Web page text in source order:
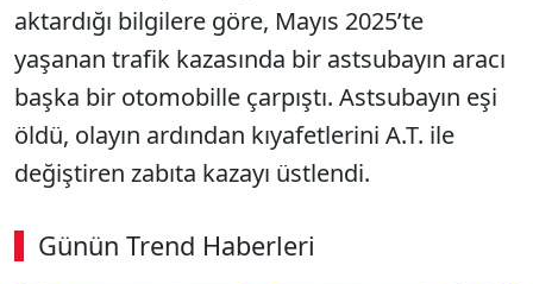
aktardığı bilgilere göre, Mayıs 2025’te
yaşanan trafik kazasında bir astsubayın aracı
başka bir otomobille çarpıştı. Astsubayın eşi
öldü, olayın ardından kıyafetlerini A.T. ile
değiştiren zabıta kazayı üstlendi.
Günün Trend Haberleri